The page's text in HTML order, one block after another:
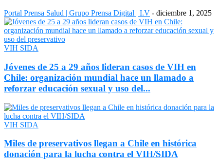
Portal Prensa Salud | Grupo Prensa Digital | I.V - diciembre 1, 2025
VIH SIDA
Jóvenes de 25 a 29 años lideran casos de VIH en
Chile: organización mundial hace un llamado a
reforzar educación sexual y uso del...
VIH SIDA
Miles de preservativos llegan a Chile en histórica
donación para la lucha contra el VIH/SIDA